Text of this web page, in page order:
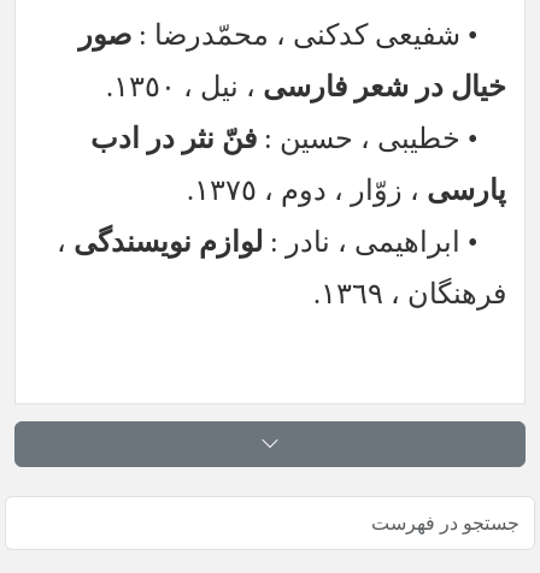
• شفیعی کدکنی ، محمّدرضا :صور
خیال در شعر فارسی ، نیل ، ١٣٥٠.
• خطیبی ، حسین :فنّ نثر در ادب
پارسی ، زوّار ، دوم ، ١٣٧٥.
• ابراهیمی ، نادر : لوازم نویسندگی ،
فرهنگان ، ١٣٦٩.